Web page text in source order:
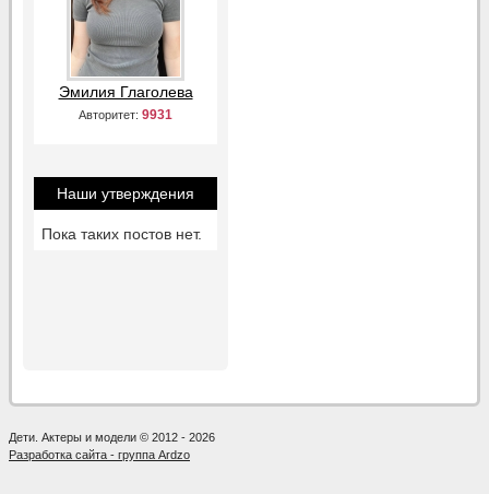
Эмилия Глаголева
Авторитет: 9931
Наши утверждения
Пока таких постов нет.
Дети. Актеры и модели © 2012 - 2026
Разработка сайта - группа Ardzo